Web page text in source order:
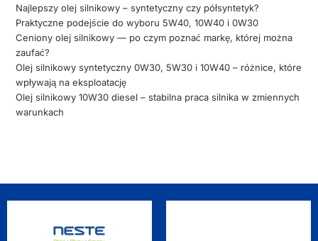
Najlepszy olej silnikowy – syntetyczny czy półsyntetyk?
Praktyczne podejście do wyboru 5W40, 10W40 i 0W30
Ceniony olej silnikowy — po czym poznać markę, której można
zaufać?
Olej silnikowy syntetyczny 0W30, 5W30 i 10W40 – różnice, które
wpływają na eksploatację
Olej silnikowy 10W30 diesel – stabilna praca silnika w zmiennych
warunkach